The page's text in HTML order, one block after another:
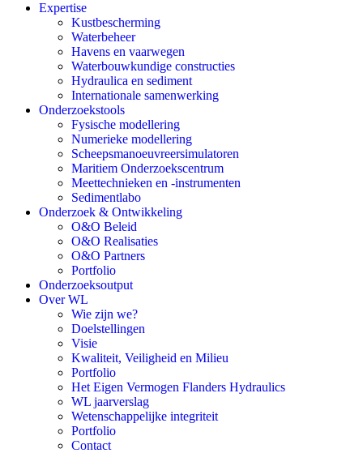
Expertise
Kustbescherming
Waterbeheer
Havens en vaarwegen
Waterbouwkundige constructies
Hydraulica en sediment
Internationale samenwerking
Onderzoekstools
Fysische modellering
Numerieke modellering
Scheepsmanoeuvreersimulatoren
Maritiem Onderzoekscentrum
Meettechnieken en -instrumenten
Sedimentlabo
Onderzoek & Ontwikkeling
O&O Beleid
O&O Realisaties
O&O Partners
Portfolio
Onderzoeksoutput
Over WL
Wie zijn we?
Doelstellingen
Visie
Kwaliteit, Veiligheid en Milieu
Portfolio
Het Eigen Vermogen Flanders Hydraulics
WL jaarverslag
Wetenschappelijke integriteit
Portfolio
Contact